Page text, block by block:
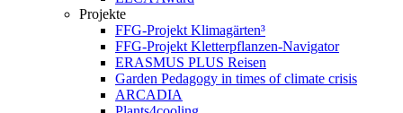
Projekte
FFG-Projekt Klimagärten³
FFG-Projekt Kletterpflanzen-Navigator
ERASMUS PLUS Reisen
Garden Pedagogy in times of climate crisis
ARCADIA